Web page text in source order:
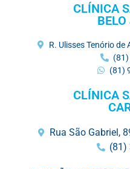
CLÍNICA
R. Ulisses Tenório de
(81)
CLÍNICA
Rua São Gabriel,
(81)